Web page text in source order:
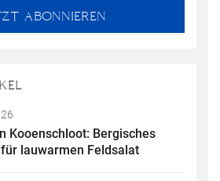
ABONNIEREN
Kooenschloot: Bergisches
für lauwarmen Feldsalat